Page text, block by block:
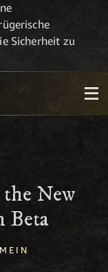
Sicherheit zu
New
Beta